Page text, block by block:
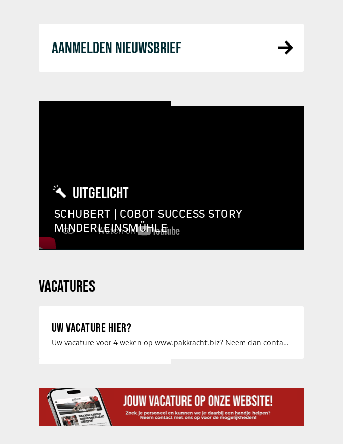
AANMELDEN NIEUWSBRIEF
UITGELICHT
SCHUBERT | COBOT SUCCESS STORY
MINDERLEINSMÜHLE
VACATURES
UW VACATURE HIER?
Uw vacature voor 4 weken op www.pakkracht.biz? Neem dan contact op met Yannick van …